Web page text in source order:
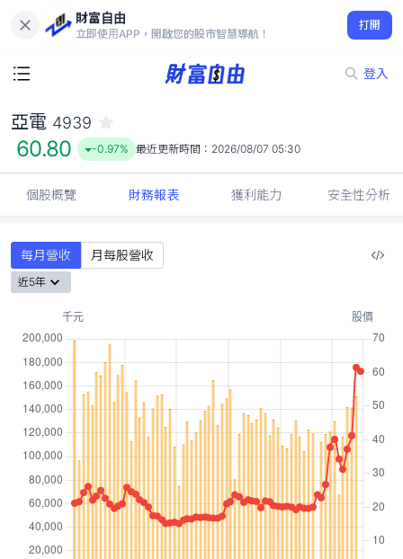
財富自由
立即使用APP，開啟您的股市智慧導航！
打開
登入
60.80
-0.97%
亞電 4939
60.80 -0.97% 最近更新時間： 2026/08/07 05:30
個股概覽 財務報表 獲利能力 安全性分析
每月營收 月每股營收
近5年